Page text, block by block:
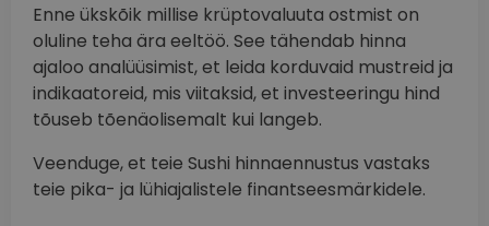
Enne ükskõik millise krüptovaluuta ostmist on
oluline teha ära eeltöö. See tähendab hinna
ajaloo analüüsimist, et leida korduvaid mustreid ja
indikaatoreid, mis viitaksid, et investeeringu hind
tõuseb tõenäolisemalt kui langeb.
Veenduge, et teie Sushi hinnaennustus vastaks
teie pika- ja lühiajalistele finantseesmärkidele.